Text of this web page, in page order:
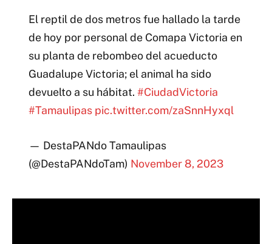
El reptil de dos metros fue hallado la tarde
de hoy por personal de Comapa Victoria en
su planta de rebombeo del acueducto
Guadalupe Victoria; el animal ha sido
devuelto a su hábitat. #CiudadVictoria
#Tamaulipas pic.twitter.com/zaSnnHyxql
— DestaPANdo Tamaulipas
(@DestaPANdoTam) November 8, 2023